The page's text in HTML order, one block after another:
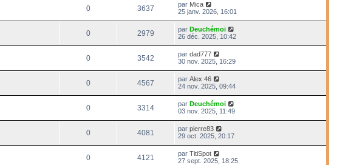
0 3637 par Mica
25 janv. 2026, 16:01
0 2979 parDeuchémoi
26 déc. 2025, 10:42
0 3542 pardad777
30 nov. 2025, 16:29
0 4567 parAlex 46
24 nov. 2025, 09:44
0 3314 parDeuchémoi
03 nov. 2025, 11:49
0 4081 parpierre83
29 oct. 2025, 20:17
0 4121 parTitiSpot
27 sept. 2025, 18:25